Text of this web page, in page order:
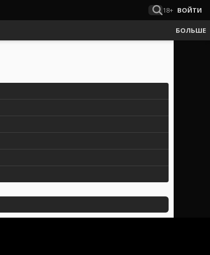
18+ ВОЙТИ
БОЛЬШЕ